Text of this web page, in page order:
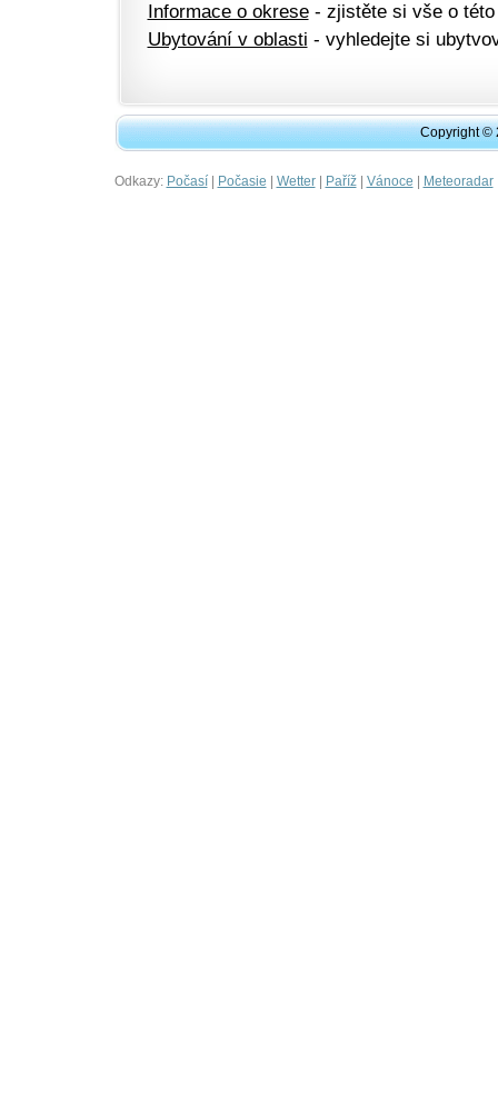
Informace o okrese- zjistěte si vše o této
Ubytování v oblasti - vyhledejte si
Copyright ©
Odkazy: Počasí| Počasie | Wetter| Paříž| Vánoce | Meteoradar